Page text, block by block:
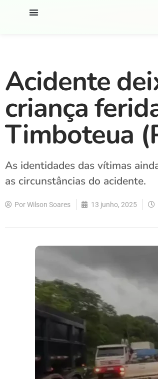
Acidente
criança
Timboteua
As identidades das vítimas
as circunstâncias do acidente.
PorWilson Soares 13 junho, 2025